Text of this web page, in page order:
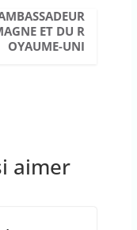
ET DU R
OYAUME-UNI
aimer